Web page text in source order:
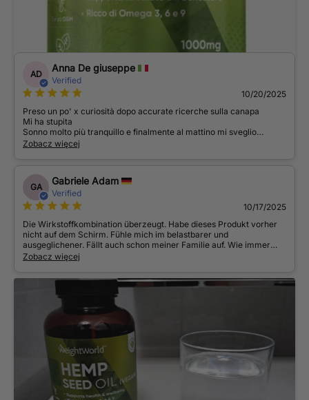
AD
Anna De giuseppe
Verified
10/20/2025
Preso un po' x curiosità dopo accurate ricerche sulla canapa
Mi ha stupita
Sonno molto più tranquillo e finalmente al mattino mi sveglio
riposata
Zobacz więcej
GA
Gabriele Adam
Verified
10/17/2025
Die Wirkstoffkombination überzeugt. Habe dieses Produkt vorher
nicht auf dem Schirm. Fühle mich im belastbarer und
ausgeglichener. Fällt auch schon meiner Familie auf. Wie immer
schnelle und pünktliche Lieferung. Werde dieses Produkt bestimmt
Zobacz więcej